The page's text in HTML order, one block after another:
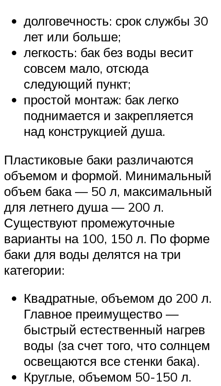
долговечность: срок службы 30
лет или больше;
легкость: бак без воды весит
совсем мало, отсюда
следующий пункт;
простой монтаж: бак легко
поднимается и закрепляется
над конструкцией душа.
Пластиковые баки различаются
объемом и формой. Минимальный
объем бака — 50 л, максимальный
для летнего душа — 200 л.
Существуют промежуточные
варианты на 100, 150 л. По форме
баки для воды делятся на три
категории:
Квадратные, объемом до 200 л.
Главное преимущество —
быстрый естественный нагрев
воды (за счет того, что солнцем
освещаются все стенки бака).
Круглые, объемом 50-150 л.